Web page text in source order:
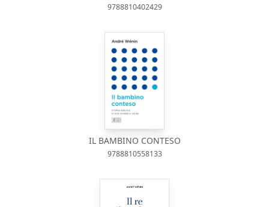
9788810402429
IL BAMBINO CONTESO
9788810558133